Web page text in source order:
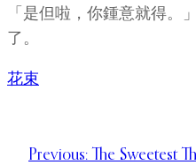
「是但啦，你鍾意就得。
了。
花束
Previous: The Sweetest